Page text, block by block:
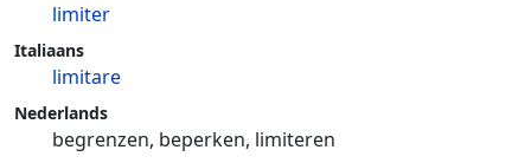
limiter
Italiaans
limitare
Nederlands
begrenzen, beperken, limiteren